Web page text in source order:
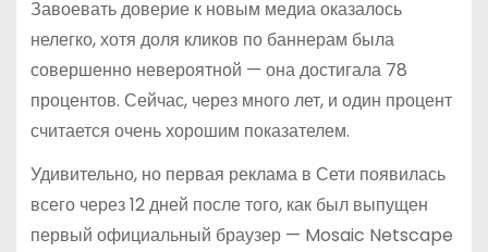
Завоевать доверие к новым медиа оказалось
нелегко, хотя доля кликов по баннерам была
совершенно невероятной — она достигала 78
процентов. Сейчас, через много лет, и один процент
считается очень хорошим показателем.
Удивительно, но первая реклама в Сети появилась
всего через 12 дней после того, как был выпущен
первый официальный браузер — Mosaic Netscape